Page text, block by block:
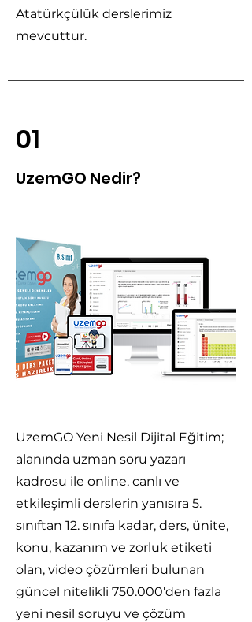
Atatürkçülük derslerimiz
mevcuttur.
01
UzemGO Nedir?
UzemGO Yeni Nesil Dijital Eğitim;
alanında uzman soru yazarı
kadrosu ile online, canlı ve
etkileşimli derslerin yanısıra 5.
sınıftan 12. sınıfa kadar, ders, ünite,
konu, kazanım ve zorluk etiketi
olan, video çözümleri bulunan
güncel nitelikli 750.000'den fazla
yeni nesil soruyu ve çözüm